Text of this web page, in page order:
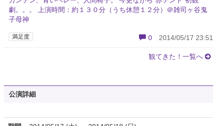
劇。。。 上演時間：約１３０分（うち休憩１２分）＠雑司ヶ谷鬼
子母神
満足度 0 2014/05/17 23:51
観てきた！一覧へ
公演詳細